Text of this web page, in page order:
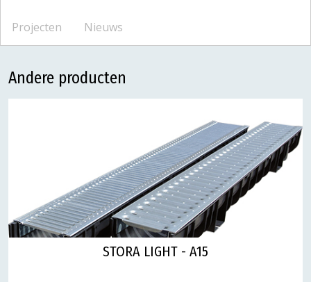
Projecten Nieuws
Andere producten
STORA LIGHT - A15